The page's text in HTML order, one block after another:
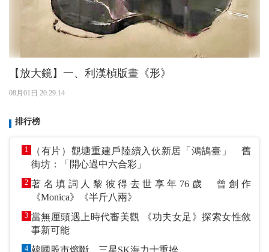
【放大鏡】一、利漢楨版畫《形》
08月01日 20:29:14
排行榜
1
（有片）觀塘重建戶陸續入伙新居「鴻鵠臺」 舊
街坊：「開心過中六合彩」
2 著名填詞人黎彼得去世享年76歲 曾創作
《Monica》《半斤八兩》
3 當無厘頭遇上時代審美觀 《功夫女足》探索女性敘
事新可能
4 韓國股市熔斷 三星SK海力士重挫